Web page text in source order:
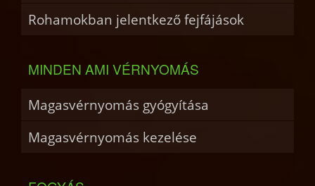
Rohamokban jelentkező fejfájások
MINDEN AMI VÉRNYOMÁS
Magasvérnyomás gyógyítása
Magasvérnyomás kezelése